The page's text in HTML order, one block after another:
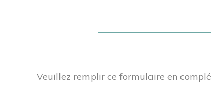
Veuillez remplir ce formulaire en